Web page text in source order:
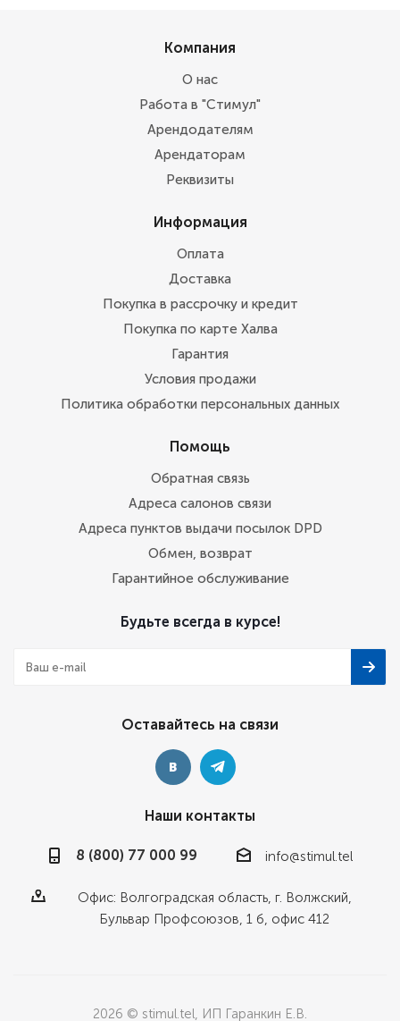
Компания
О нас
Работа в "Стимул"
Арендодателям
Арендаторам
Реквизиты
Информация
Оплата
Доставка
Покупка в рассрочку и кредит
Покупка по карте Халва
Гарантия
Условия продажи
Политика обработки персональных данных
Помощь
Обратная связь
Адреса салонов связи
Адреса пунктов выдачи посылок DPD
Обмен, возврат
Гарантийное обслуживание
Будьте всегда в курсе!
Оставайтесь на связи
Наши контакты
8 (800) 77 000 99 info@stimul.tel
Офис: Волгоградская область, г. Волжский,
Бульвар Профсоюзов, 1 б, офис 412
2026 © stimul.tel, ИП Гаранкин Е.В.